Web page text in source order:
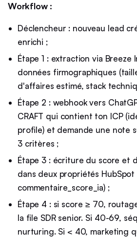
Workflow :
Déclencheur : nouveau lead
enrichi ;
Étape 1 : extraction via Breeze
données firmographiques
d'affaires estimé, stack
Étape 2 : webhook vers
CRAFT qui contient ton ICP
profile) et demande une note
3 critères ;
Étape 3 : écriture du score et
dans deux propriétés HubSpot
commentaire_score_ia) ;
Étape 4 : si score ≥ 70,
la file SDR senior. Si 40-69,
nurturing. Si < 40, marketing